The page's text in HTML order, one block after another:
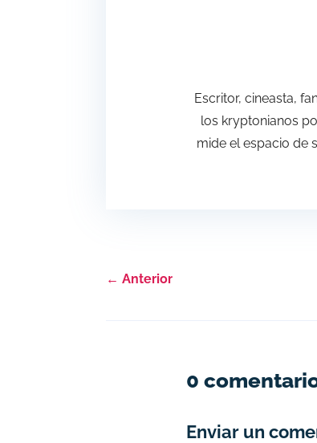
Escritor, cineasta,
los kryptonianos
mide el espacio de
← Anterior
0
Enviar un